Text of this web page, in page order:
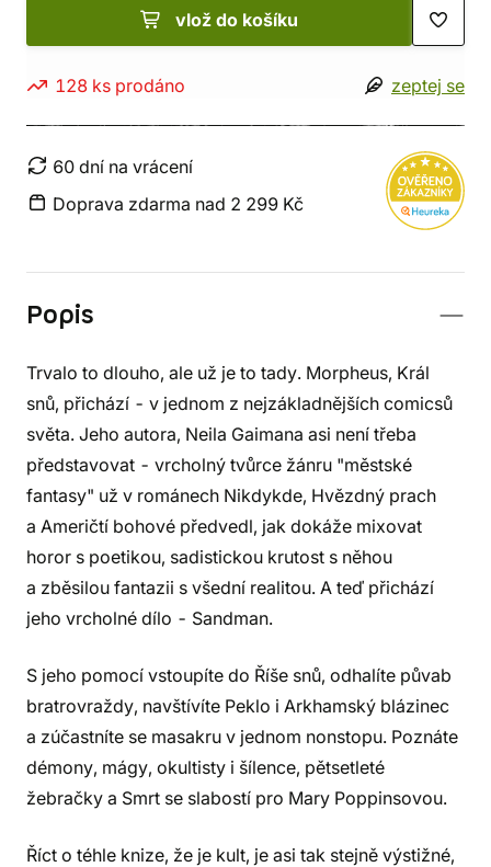
vlož do košíku
128 ks prodáno zeptej se
60 dní na vrácení
Doprava zdarma nad 2 299 Kč
Popis
Trvalo to dlouho, ale už je to tady. Morpheus, Král
snů, přichází - v jednom z nejzákladnějších comicsů
světa. Jeho autora, Neila Gaimana asi není třeba
představovat - vrcholný tvůrce žánru "městské
fantasy" už v románech Nikdykde, Hvězdný prach
a Američtí bohové předvedl, jak dokáže mixovat
horor s poetikou, sadistickou krutost s něhou
a zběsilou fantazii s všední realitou. A teď přichází
jeho vrcholné dílo - Sandman.
S jeho pomocí vstoupíte do Říše snů, odhalíte půvab
bratrovraždy, navštívíte Peklo i Arkhamský blázinec
a zúčastníte se masakru v jednom nonstopu. Poznáte
démony, mágy, okultisty i šílence, pětsetleté
žebračky a Smrt se slabostí pro Mary Poppinsovou.
Říct o téhle knize, že je kult, je asi tak stejně výstižné,